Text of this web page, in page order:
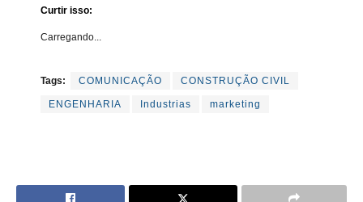
Curtir isso:
Carregando...
Tags: COMUNICAÇÃO CONSTRUÇÃO CIVIL
ENGENHARIA Industrias marketing